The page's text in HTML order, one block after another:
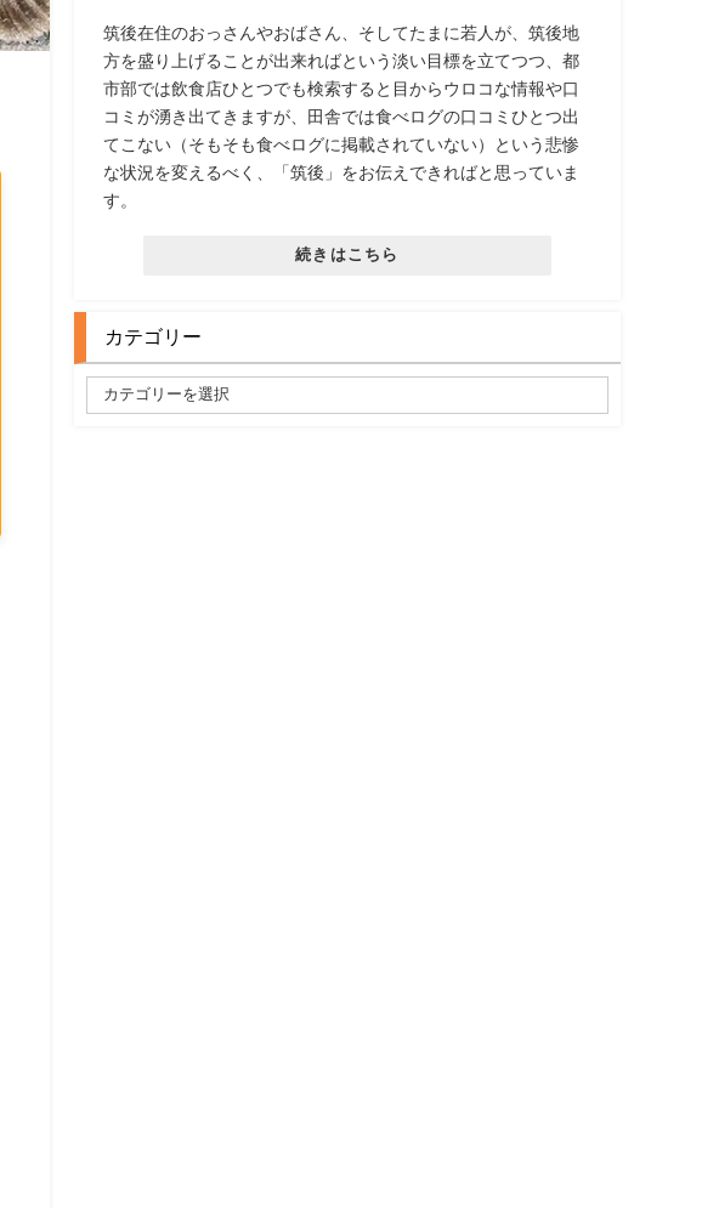
筑後在住のおっさんやおばさん、そしてたまに若人が、筑後地
方を盛り上げることが出来ればという淡い目標を立てつつ、都
市部では飲食店ひとつでも検索すると目からウロコな情報や口
コミが湧き出てきますが、田舎では食べログの口コミひとつ出
てこない（そもそも食べログに掲載されていない）という悲惨
な状況を変えるべく、「筑後」をお伝えできればと思っていま
す。
続きはこちら
カテゴリー